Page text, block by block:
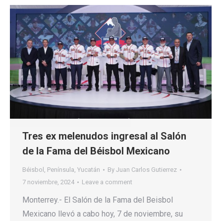
Tres ex melenudos ingresal al Salón
de la Fama del Béisbol Mexicano
Béisbol , Península, Yucatán By Juan Carlos Gutierrez
7 noviembre, 2024
Leave a comment
Monterrey.- El Salón de la Fama del Beisbol
Mexicano llevó a cabo hoy, 7 de noviembre, su